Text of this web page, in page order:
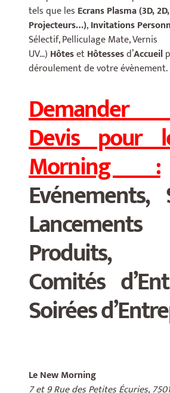
tels que les Ecrans Plasma (3D,
Projecteurs…),Invitations
Sélectif, Pelliculage Mate, Vernis
UV…) HôtesetHôtessesd’Accueil
déroulement de votre évènement.
Devispour
Morning :
Evénements,
Produits,
Comités
Soirées
Le New Morning